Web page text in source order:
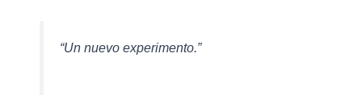
“Un nuevo experimento.”